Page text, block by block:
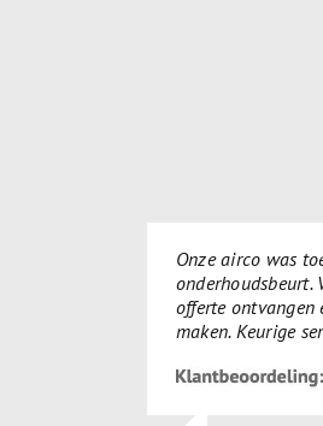
Onze airco was
onderhoudsbeurt.
offerte ontvangen
maken. Keurige